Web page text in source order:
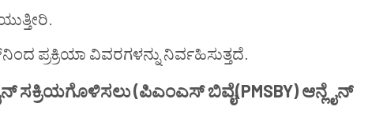
ಪ್ರಕ್ರಿಯಾ ವಿವರಗಳನ್ನು ನಿರ್ವಹಿಸುತ್ತದೆ.
ಸಕ್ರಿಯಗೊಳಿಸಲು (ಪಿಎಂಎಸ್ ಬಿವೈ(PMSBY) ಆನ್ಲೈನ್